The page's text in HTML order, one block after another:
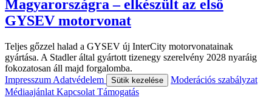
Magyarországra – elkészült az első
GYSEV motorvonat
Teljes gőzzel halad a GYSEV új InterCity motorvonatainak
gyártása. A Stadler által gyártott tizenegy szerelvény 2028 nyaráig
fokozatosan áll majd forgalomba.
Impresszum Adatvédelem Sütik kezelése
Moderációs szabályzat
Médiaajánlat Kapcsolat Támogatás